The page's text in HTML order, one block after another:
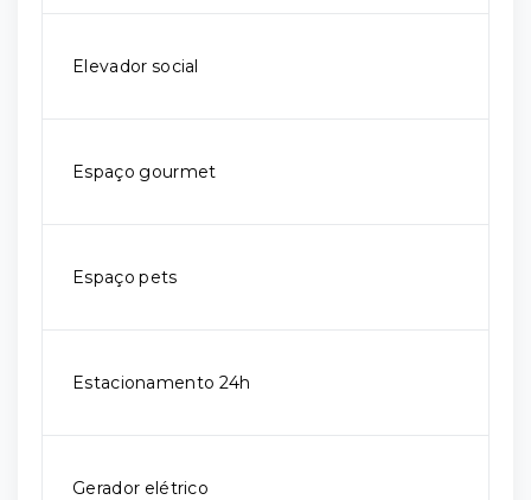
Elevador social
Espaço gourmet
Espaço pets
Estacionamento 24h
Gerador elétrico